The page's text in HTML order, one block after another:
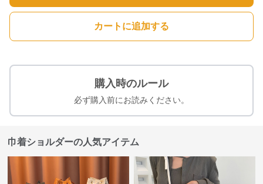
カートに追加する
購入時のルール
必ず購入前にお読みください。
巾着ショルダーの人気アイテム